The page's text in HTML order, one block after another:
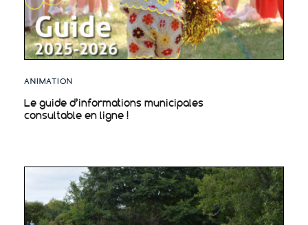
ANIMATION
Le guide d’informations municipales
consultable en ligne !